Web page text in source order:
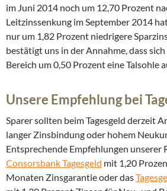
im Juni 2014 noch um 12,70 Prozent
Leitzinssenkung im September 2014
nur um 1,82 Prozent niedrigere
bestätigt uns in der Annahme, dass
Bereich um 0,50 Prozent eine Talsohle
Unsere Empfehlung bei
Sparer sollten beim Tagesgeld derzeit
langer Zinsbindung oder hohem
Entsprechende Empfehlungen unserer
Consorsbank Tagesgeld mit 1,20
Monaten Zinsgarantie oder das